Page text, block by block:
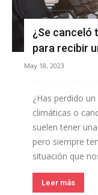
¿Se canceló
para recibir
May 18, 2023
¿Has perdido
climáticas o
suelen tener
pero siempre
situación que
Leer más